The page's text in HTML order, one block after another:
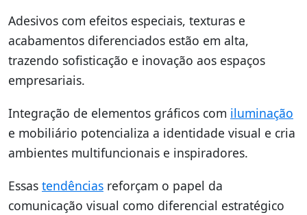
Adesivos com efeitos especiais, texturas e
acabamentos diferenciados estão em alta,
trazendo sofisticação e inovação aos espaços
empresariais.
Integração de elementos gráficos com iluminação
e mobiliário potencializa a identidade visual e cria
ambientes multifuncionais e inspiradores.
Essas tendências reforçam o papel da
comunicação visual como diferencial estratégico